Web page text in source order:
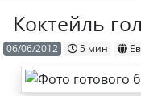
Коктейль
06/06/2012 5 мин